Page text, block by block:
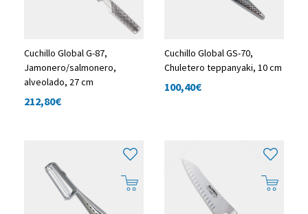
Cuchillo Global G-87,
Jamonero/salmonero,
alveolado, 27 cm
212,80€
Cuchillo Global GS-70,
Chuletero teppanyaki, 10 cm
100,40€